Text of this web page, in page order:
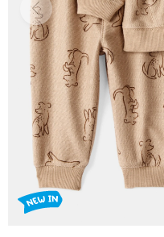
OUTLET
Skip-
hop